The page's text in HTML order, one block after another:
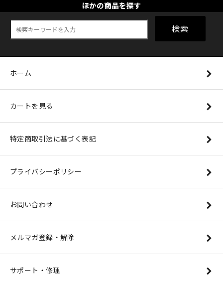
ほかの商品を探す
検索
ホーム
カートを見る
特定商取引法に基づく表記
プライバシーポリシー
お問い合わせ
メルマガ登録・解除
サポート・修理